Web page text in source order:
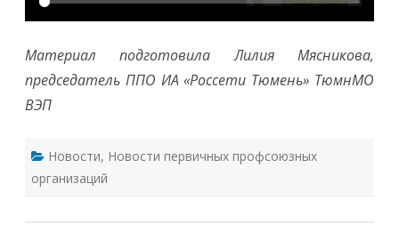
Материал подготовила Лилия Мясникова,
председатель ППО ИА «Россети Тюмень» ТюмнМО
ВЭП
Новости, Новости первичных профсоюзных
организаций